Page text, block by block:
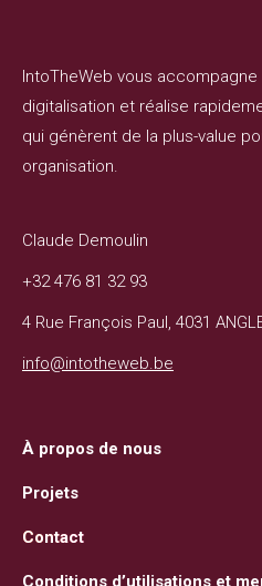
IntoTheWeb vous
digitalisation et réalise
qui génèrent de la plus-value
organisation.
Claude Demoulin
+32 476 81 32 93
4 Rue François Paul, 4031
info@intotheweb.be
À propos de nous
Projets
Contact
Conditions d’utilisations et